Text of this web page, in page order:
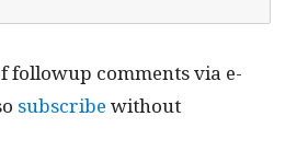
followup comments via e-
subscribe without